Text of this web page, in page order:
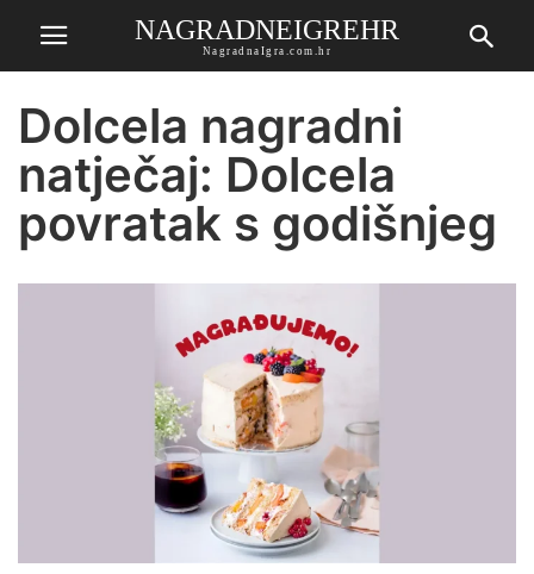
NAGRADNEIGREHR
NagradnaIgra.com.hr
Dolcela nagradni
natječaj: Dolcela
povratak s godišnjeg